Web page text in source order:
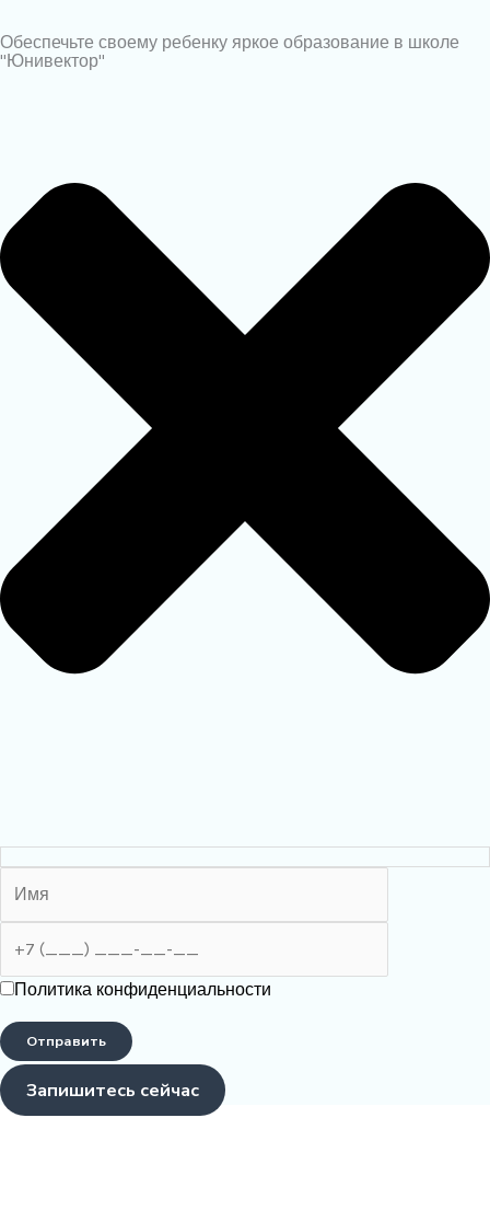
Обеспечьте своему ребенку яркое образование в школе
"Юнивектор"
Политика конфиденциальности
Запишитесь сейчаc